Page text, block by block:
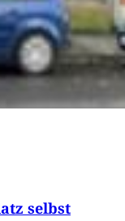
selbst